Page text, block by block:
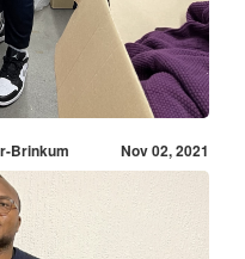
Brinkum Nov 02, 2021